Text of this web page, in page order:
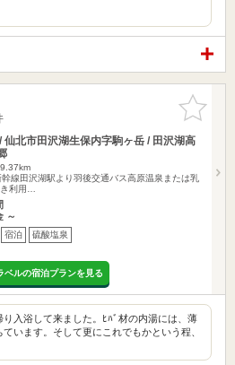
お気に入
りに追加
仙北市田沢湖生保内字駒ヶ岳 / 田沢湖高
線田沢湖駅より羽後交通バス高原温泉または乳
利用…
～
宿泊 硫酸塩泉
ベルの宿泊プランを見る
り入浴して来ました。ﾋﾊﾞ材の内湯には、薄
います。そして更にこれでもかという程、